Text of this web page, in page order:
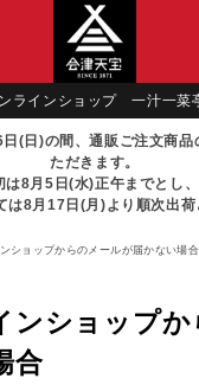
ラインショップ 一汁一菜
(日)の間、通販ご注文商品
ただきます。
は8月5日(水)正午までとし
は8月17日(月)より順次出荷
ショップからのメールが届かない場合
ンショップ
合